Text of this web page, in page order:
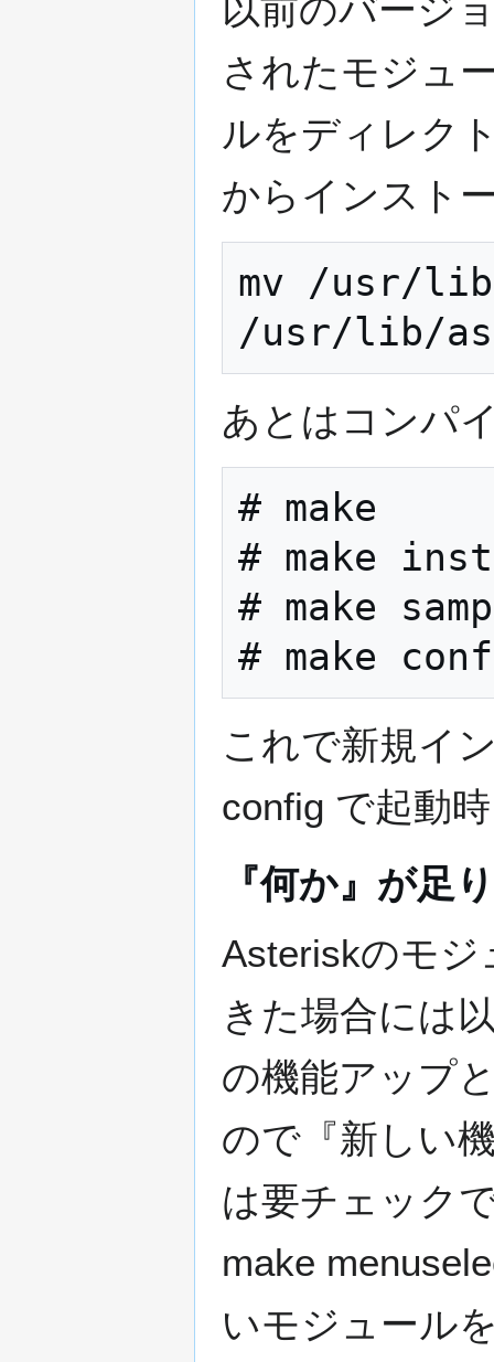
以前のバージ
されたモジュ
ルをディレク
からインスト
mv /usr/
あとはコンパ
# make
# make
# make
これで新規イ
config で起動
『何か』が足
Asteriskのモ
きた場合には
の機能アップ
ので『新しい
は要チェック
make
いモジュール